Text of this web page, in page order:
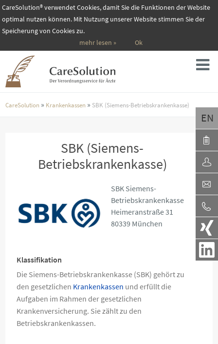
CareSolution® verwendet Cookies, damit Sie die Funktionen der Website
optimal nutzen können. Mit Nutzung unserer Website stimmen Sie der
Speicherung von Cookies zu.
mehr lesen »
Ok
CareSolution » Krankenkassen » SBK (Siemens-Betriebskrankenkasse)
SBK (Siemens-
Betriebskrankenkasse)
SBK Siemens-
Betriebskrankenkasse
Heimeranstraße 31
80339 München
Klassifikation
Die Siemens-Betriebskrankenkasse (SBK) gehört zu
den gesetzlichen Krankenkassen und erfüllt die
Aufgaben im Rahmen der gesetzlichen
Krankenversicherung. Sie zählt zu den
Betriebskrankenkassen.
EN